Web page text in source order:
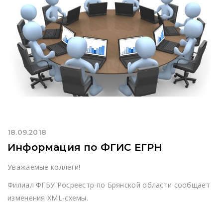
18.09.2018
Информация по ФГИС ЕГРН
Уважаемые коллеги!
Филиал ФГБУ Росреестр по Брянской области сообщает
изменения XML-схемы.